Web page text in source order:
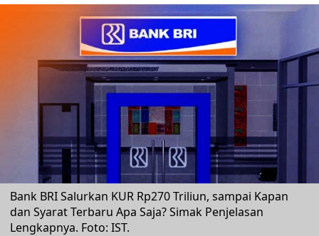
Bank BRI Salurkan KUR Rp270 Triliun, sampai Kapan
dan Syarat Terbaru Apa Saja? Simak Penjelasan
Lengkapnya. Foto: IST.